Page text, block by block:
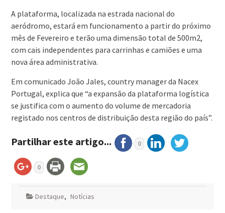
A plataforma, localizada na estrada nacional do
aeródromo, estará em funcionamento a partir do próximo
mês de Fevereiro e terão uma dimensão total de 500m2,
com cais independentes para carrinhas e camiões e uma
nova área administrativa.
Em comunicado João Jales, country manager da Nacex
Portugal, explica que “a expansão da plataforma logística
se justifica com o aumento do volume de mercadoria
registado nos centros de distribuição desta região do país”.
Partilhar este artigo... 0
0
Destaque, Notícias